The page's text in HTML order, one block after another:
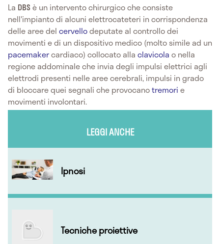
La DBS è un intervento chirurgico che consiste
nell'impianto di alcuni elettrocateteri in corrispondenza
delle aree del cervellodeputate al controllo dei
movimenti e di un dispositivo medico (molto simile ad un
pacemakercardiaco) collocato alla clavicola o nella
regione addominale che invia degli impulsi elettrici agli
elettrodi presenti nelle aree cerebrali, impulsi in grado
di bloccare quei segnali che provocanotremori e
movimenti involontari.
LEGGI ANCHE
Ipnosi
Tecniche proiettive